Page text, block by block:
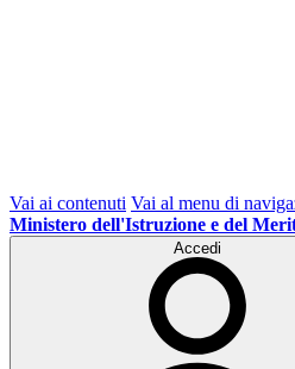
Vai ai contenuti Vai al menu di
Ministero dell'Istruzione e del
Accedi